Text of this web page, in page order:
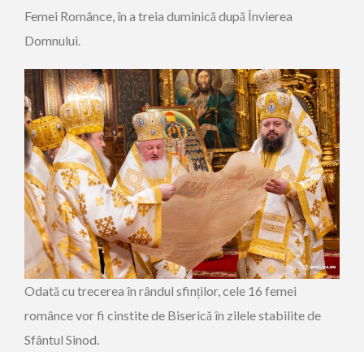
Femei Românce, în a treia duminică după Învierea
Domnului.
Odată cu trecerea în rândul sfinților, cele 16 femei
românce vor fi cinstite de Biserică în zilele stabilite de
Sfântul Sinod.